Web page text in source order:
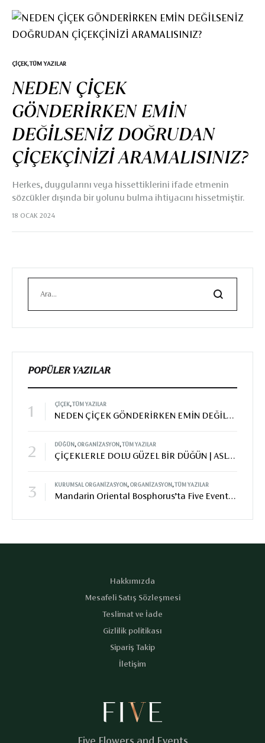
özenle planlanan bu özel gün, Istfood Catering, Düğün
fotoğrafçısı Aslı ve Önsıra Eğlence gibi çeşitli tedarikçilerin
uzman dokunuşlarıyla başarıyla düzenlendi. Düğün günü
geldi. Her aile üyesi ile paylaşılan çok sevgi, neşe ve…
ÇIÇEK,TÜM YAZILAR
NEDEN ÇİÇEK
GÖNDERİRKEN EMİN
DEĞİLSENİZ DOĞRUDAN
ÇİÇEKÇİNİZİ ARAMALISINIZ?
Herkes, duygularını veya hissettiklerini ifade etmenin
sözcükler dışında bir yolunu bulma ihtiyacını hissetmiştir.
sağlamaktır. Çiçeklerin dünyası geniştir ve her çiçek kendi
benzersiz sembolizme ve anlama sahiptir. Bir buket bir
hikaye anlatabilir, bir duyguyu iletebilir veya bir düşünceyi
18 OCAK 2024
POPÜLER YAZILAR
1 ÇIÇEK,TÜM YAZILAR
NEDEN ÇİÇEK GÖNDERİRKEN EMİN DEĞİLSENİZ DOĞRUDAN ÇİÇEKÇİNİZİ ARAMALISINIZ?
2 DÜĞÜN , ORGANIZASYON ,TÜM YAZILAR
ÇİÇEKLERLE DOLU GÜZEL BİR DÜĞÜN | ASLI & MEHMET
3 KURUMSAL ORGANIZASYON , ORGANIZASYON ,TÜM YAZILAR
Mandarin Oriental Bosphorus’ta Five Events ile BVLGARI Tanıtım Etkinliği
Hakkımızda
Mesafeli Satış Sözleşmesi
Teslimat ve İade
Gizlilik politikası
Sipariş Takip
İletişim